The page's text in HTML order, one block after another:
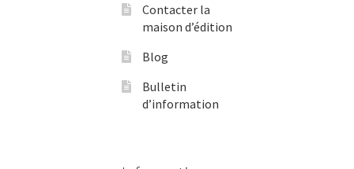
Contacter la
maison d’édition
Blog
Bulletin
d’information